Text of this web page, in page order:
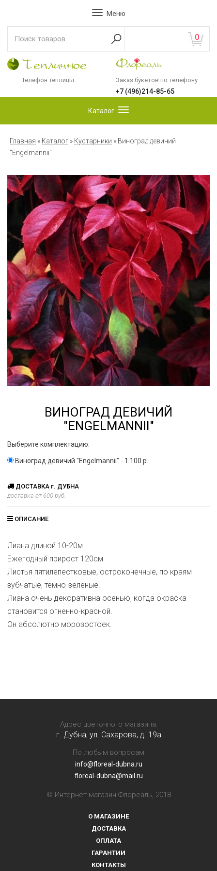
Меню
0
Телефон теплицы: Заказ букетов по телефону
+7 (496)214-85-65
Каталог
Главная » Каталог » Кустарники » Виноград девичий
"Engelmannii"
ВИНОГРАД ДЕВИЧИЙ
"ENGELMANNII"
Выберите комплектацию:
Виноград девичий "Engelmannii" - 1 100 р.
ДОСТАВКА г. ДУБНА
доставка от 600 руб.
ОПИСАНИЕ
Лиана длиной 10-20м.
Ежегодный прирост 120см.
Листья пятилепестковые, остроконечные, по краям
зубчатые, темно-зеленые.
Лиана очень декоративна осенью, когда окраска
становится огненно-красной.
Он абсолютно морозостоек.
Адрес цветочного магазина:
г. Дубна, ул. Сахарова, д. 19a
По любым вопросам
info@floreal-dubna.ru
floreal-dubna@mail.ru
© Интернет-магазин Флореаль, 2018
О МАГАЗИНЕ
ДОСТАВКА
ОПЛАТА
ГАРАНТИИ
КОНТАКТЫ